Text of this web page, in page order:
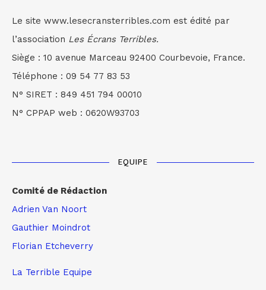
Le site www.lesecransterribles.com est édité par
l’association Les Écrans Terribles.
Siège : 10 avenue Marceau 92400 Courbevoie, France.
Téléphone : 09 54 77 83 53
N° SIRET : 849 451 794 00010
N° CPPAP web : 0620W93703
EQUIPE
Comité de Rédaction
Adrien Van Noort
Gauthier Moindrot
Florian Etcheverry
La Terrible Equipe